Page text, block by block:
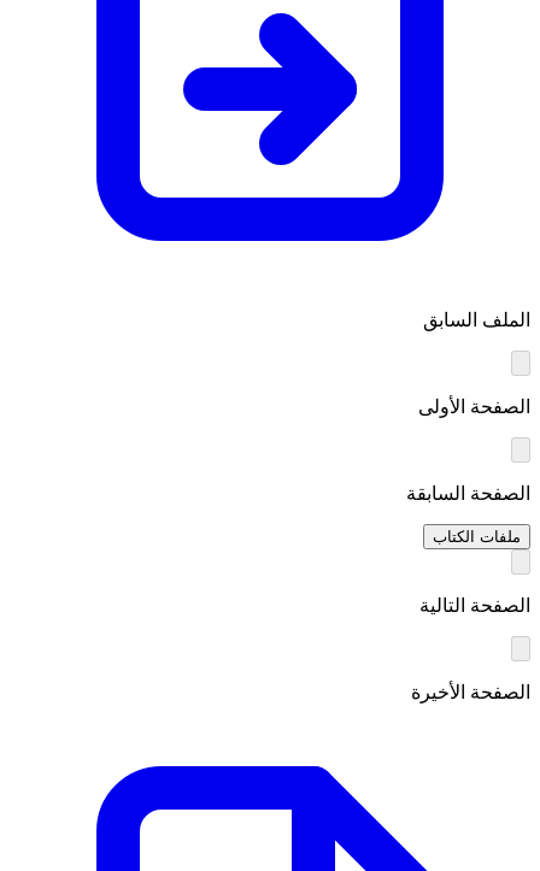
الملف السابق
الصفحة الأولى
الصفحة السابقة
ملفات الكتاب
الصفحة التالية
الصفحة الأخيرة